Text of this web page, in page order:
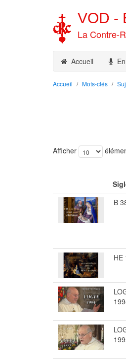
VOD -
La Contre-
Accueil
Accueil Mots-clés
Afficher
B
HE